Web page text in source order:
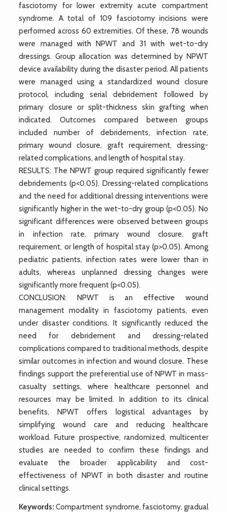
fasciotomy for lower extremity acute compartment
syndrome. A total of 109 fasciotomy incisions were
performed across 60 extremities. Of these, 78 wounds
were managed with NPWT and 31 with wet-to-dry
dressings. Group allocation was determined by NPWT
device availability during the disaster period. All patients
were managed using a standardized wound closure
protocol, including serial debridement followed by
primary closure or split-thickness skin grafting when
indicated. Outcomes compared between groups
included number of debridements, infection rate,
primary wound closure, graft requirement, dressing-
related complications, and length of hospital stay.
RESULTS: The NPWT group required significantly fewer
debridements (p<0.05). Dressing-related complications
and the need for additional dressing interventions were
significantly higher in the wet-to-dry group (p<0.05). No
significant differences were observed between groups
in infection rate, primary wound closure, graft
requirement, or length of hospital stay (p>0.05). Among
pediatric patients, infection rates were lower than in
adults, whereas unplanned dressing changes were
significantly more frequent (p<0.05).
CONCLUSION: NPWT is an effective wound
management modality in fasciotomy patients, even
under disaster conditions. It significantly reduced the
need for debridement and dressing-related
complications compared to traditional methods, despite
similar outcomes in infection and wound closure. These
findings support the preferential use of NPWT in mass-
casualty settings, where healthcare personnel and
resources may be limited. In addition to its clinical
benefits, NPWT offers logistical advantages by
simplifying wound care and reducing healthcare
workload. Future prospective, randomized, multicenter
studies are needed to confirm these findings and
evaluate the broader applicability and cost-
effectiveness of NPWT in both disaster and routine
clinical settings.
Keywords: Compartment syndrome, fasciotomy, gradual